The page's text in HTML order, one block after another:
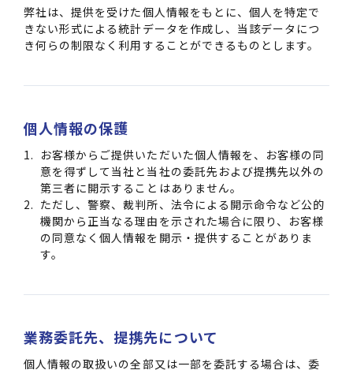
弊社は、提供を受けた個人情報をもとに、個人を特定で
きない形式による統計データを作成し、当該データにつ
き何らの制限なく利用することができるものとします。
個人情報の保護
お客様からご提供いただいた個人情報を、お客様の同
意を得ずして当社と当社の委託先および提携先以外の
第三者に開示することはありません。
ただし、警察、裁判所、法令による開示命令など公的
機関から正当なる理由を示された場合に限り、お客様
の同意なく個人情報を開示・提供することがありま
す。
業務委託先、提携先について
個人情報の取扱いの全部又は一部を委託する場合は、委